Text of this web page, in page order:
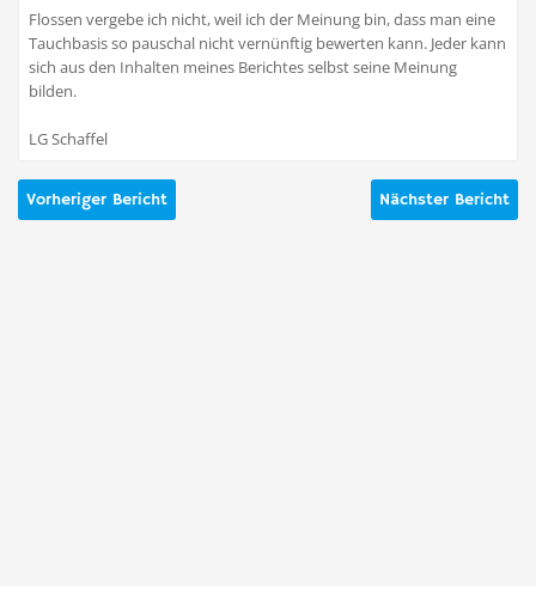
Flossen vergebe ich nicht, weil ich der Meinung bin, dass man eine
Tauchbasis so pauschal nicht vernünftig bewerten kann. Jeder kann
sich aus den Inhalten meines Berichtes selbst seine Meinung
bilden.
LG Schaffel
Nächster Bericht
Vorheriger Bericht